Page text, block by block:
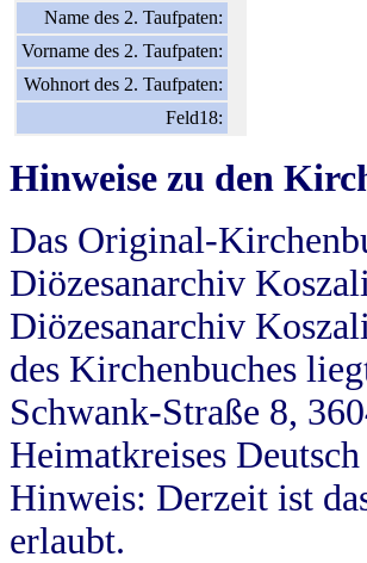
Name des 2. Taufpaten:
Vorname des 2. Taufpaten:
Wohnort des 2. Taufpaten:
Feld18:
Hinweise zu den
Das Original-
Diözesanarchiv
Diözesanarchiv
des Kirchenbuches
Schwank-Straße 8,
Heimatkreises
Hinweis: Derzeit ist
erlaubt.